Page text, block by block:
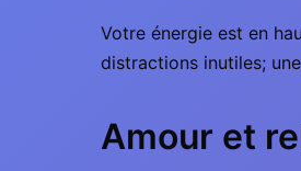
Votre énergie est en
distractions inutiles;
Amour et